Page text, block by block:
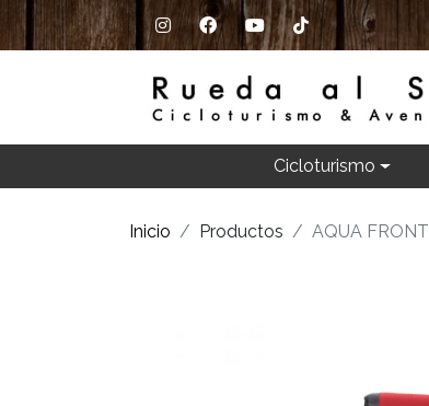
Cicloturismo
Inicio Productos AQUA FRONT